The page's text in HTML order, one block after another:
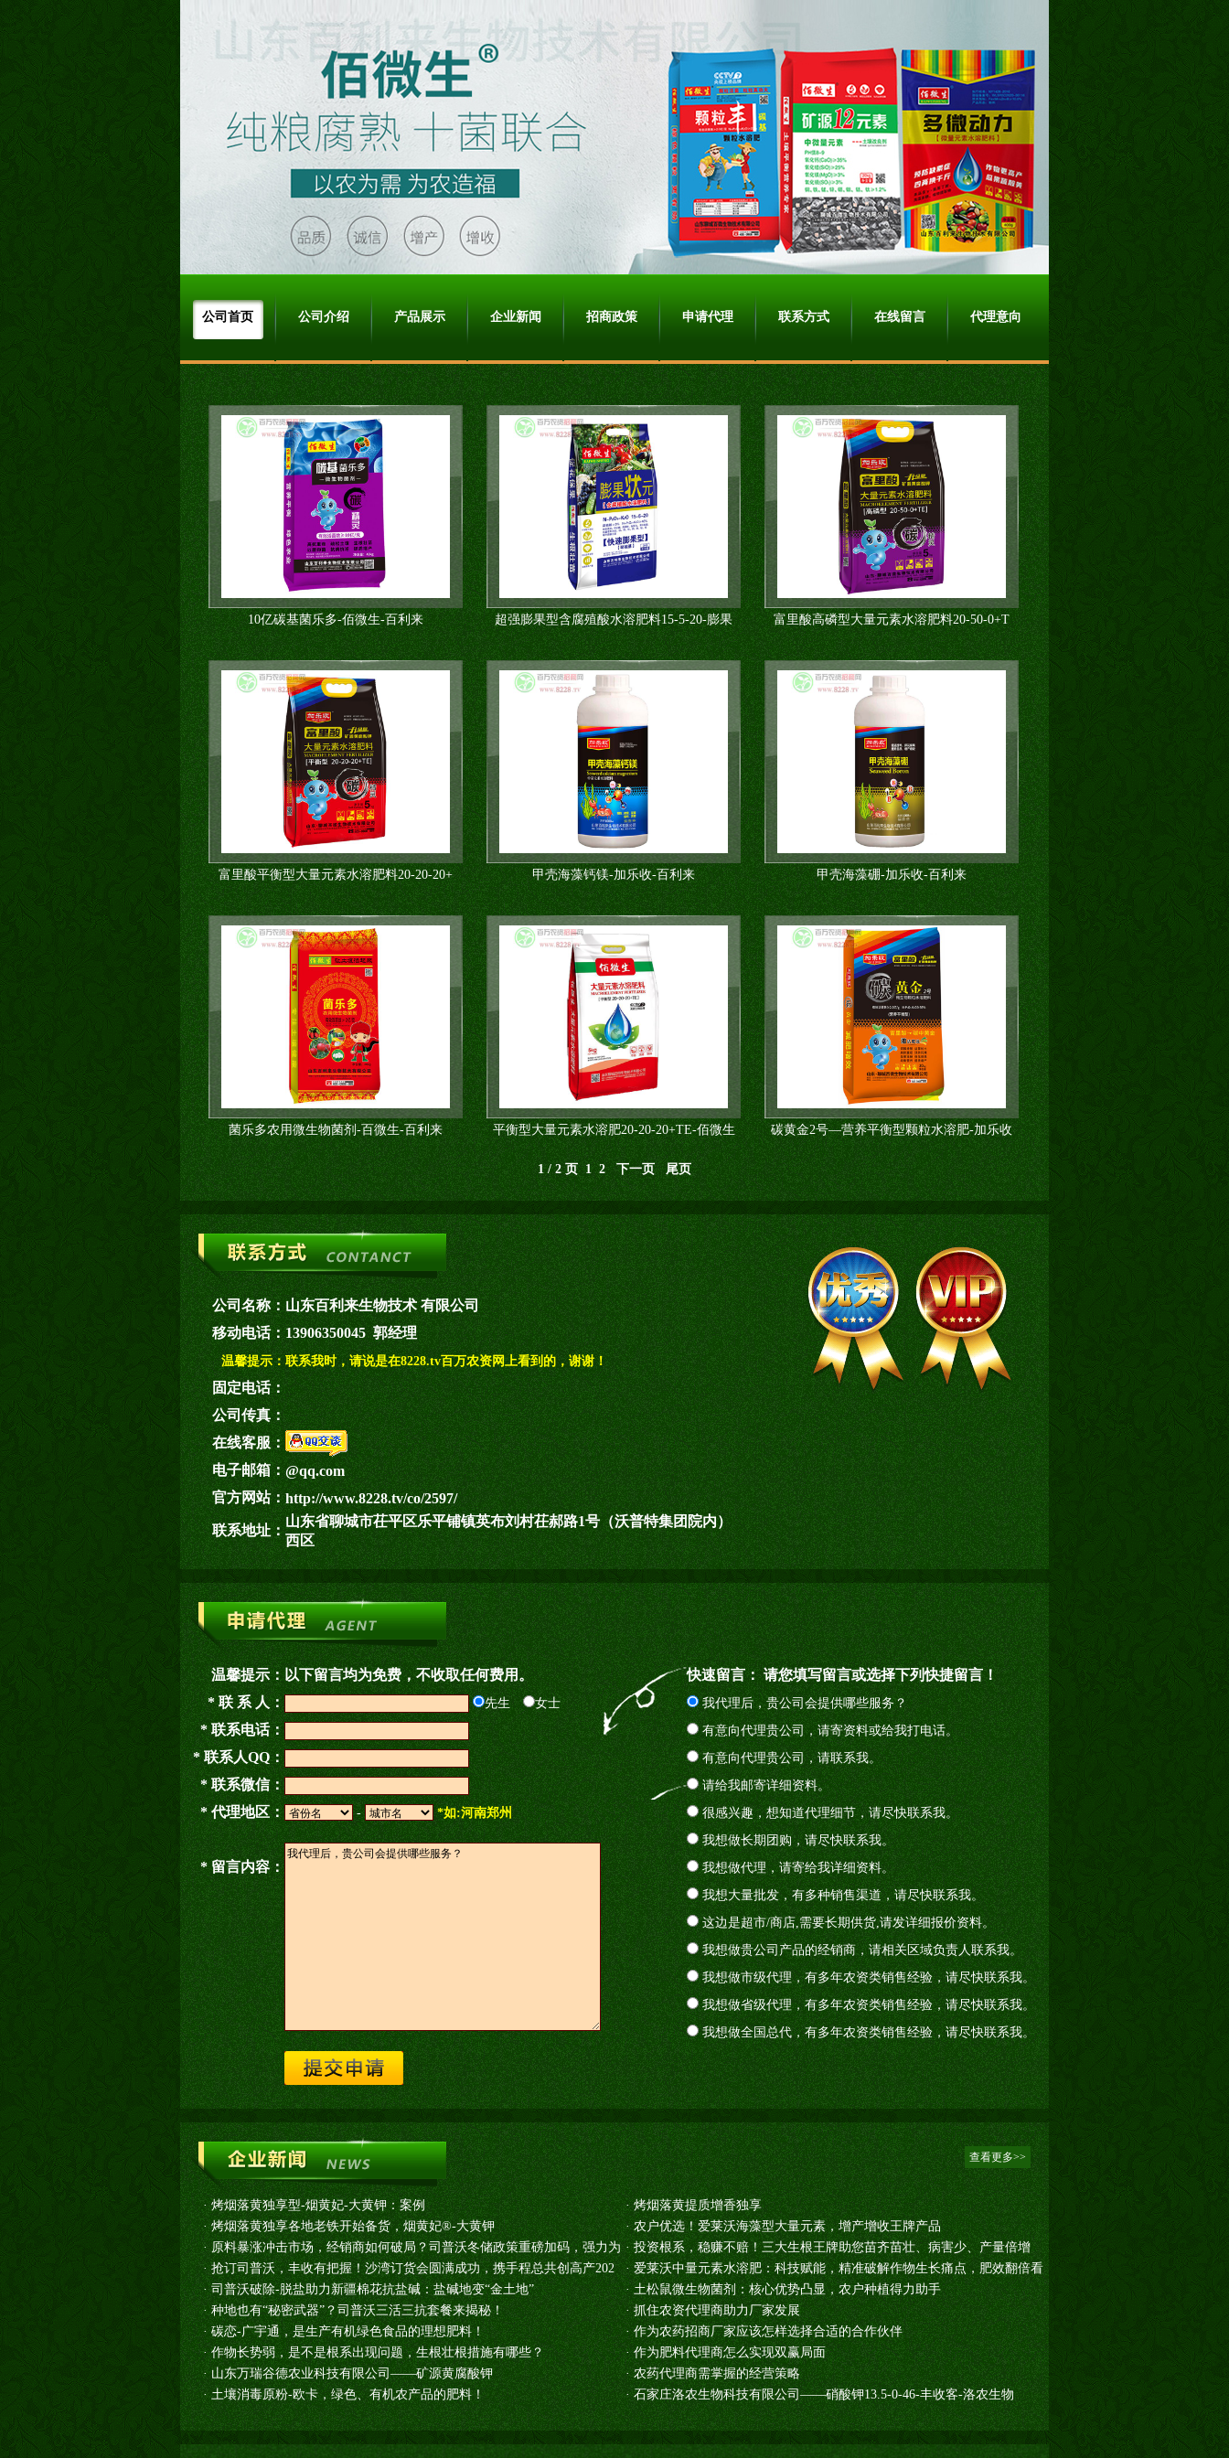
公司首页 公司介绍 产品展示 企业新闻 招商政策 申请代理 联系方式 在线留言 代理意向
10亿碳基菌乐多-佰微生-百利来 超强膨果型含腐殖酸水溶肥料15-5-20-膨果 富里酸高磷型大量元素水溶肥料20-50-0+T
富里酸平衡型大量元素水溶肥料20-20-20+ 甲壳海藻钙镁-加乐收-百利来 甲壳海藻硼-加乐收-百利来
菌乐多农用微生物菌剂-百微生-百利来 平衡型大量元素水溶肥20-20-20+TE-佰微生 碳黄金2号—营养平衡型颗粒水溶肥-加乐收
1 / 2 页 12 下一页 尾页
公司名称：山东百利来生物技术 有限公司
移动电话：13906350045 郭经理
温馨提示： 联系我时，请说是在8228.tv百万农资网上看到的，谢谢！
固定电话：
公司传真：
在线客服：
电子邮箱：@qq.com
官方网站：http://www.8228.tv/co/2597/
联系地址：
山东省聊城市茌平区乐平铺镇英布刘村茌郝路1号（沃普特集团院内）
西区
温馨提示：以下留言均为免费，不收取任何费用。
快速留言： 请您填写留言或选择下列快捷留言！
* 联 系 人：
先生 女士 我代理后，贵公司会提供哪些服务？
* 联系电话： 有意向代理贵公司，请寄资料或给我打电话。
* 联系人QQ： 有意向代理贵公司，请联系我。
* 联系微信： 请给我邮寄详细资料。
* 代理地区： - *如:河南郑州 很感兴趣，想知道代理细节，请尽快联系我。
* 留言内容：
我想做长期团购，请尽快联系我。
我想做代理，请寄给我详细资料。
我想大量批发，有多种销售渠道，请尽快联系我。
这边是超市/商店,需要长期供货,请发详细报价资料。
我想做贵公司产品的经销商，请相关区域负责人联系我。
我想做市级代理，有多年农资类销售经验，请尽快联系我。
我想做省级代理，有多年农资类销售经验，请尽快联系我。
我想做全国总代，有多年农资类销售经验，请尽快联系我。
查看更多>>
·烤烟落黄独享型-烟黄妃-大黄钾：案例 ·烤烟落黄提质增香独享
·烤烟落黄独享各地老铁开始备货，烟黄妃®-大黄钾 ·农户优选！爱莱沃海藻型大量元素，增产增收王牌产品
· 原料暴涨冲击市场，经销商如何破局？司普沃冬储政策重磅加码，强力为 ·投资根系，稳赚不赔！三大生根王牌助您苗齐苗壮、病害少、产量倍增
·抢订司普沃，丰收有把握！沙湾订货会圆满成功，携手程总共创高产202 ·爱莱沃中量元素水溶肥：科技赋能，精准破解作物生长痛点，肥效翻倍看
·司普沃破除-脱盐助力新疆棉花抗盐碱：盐碱地变“金土地” ·土松鼠微生物菌剂：核心优势凸显，农户种植得力助手
·种地也有“秘密武器”？司普沃三活三抗套餐来揭秘！ ·抓住农资代理商助力厂家发展
·碳恋-广宇通，是生产有机绿色食品的理想肥料！ ·作为农药招商厂家应该怎样选择合适的合作伙伴
·作物长势弱，是不是根系出现问题，生根壮根措施有哪些？ ·作为肥料代理商怎么实现双赢局面
·山东万瑞谷德农业科技有限公司——矿源黄腐酸钾 ·农药代理商需掌握的经营策略
·土壤消毒原粉-欧卡，绿色、有机农产品的肥料！ ·石家庄洛农生物科技有限公司——硝酸钾13.5-0-46-丰收客-洛农生物